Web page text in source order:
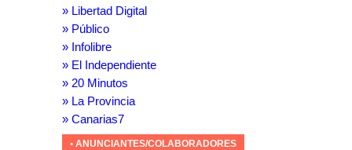
» Libertad Digital
» Público
» Infolibre
» El Independiente
» 20 Minutos
» La Provincia
» Canarias7
• ANUNCIANTES/COLABORADORES